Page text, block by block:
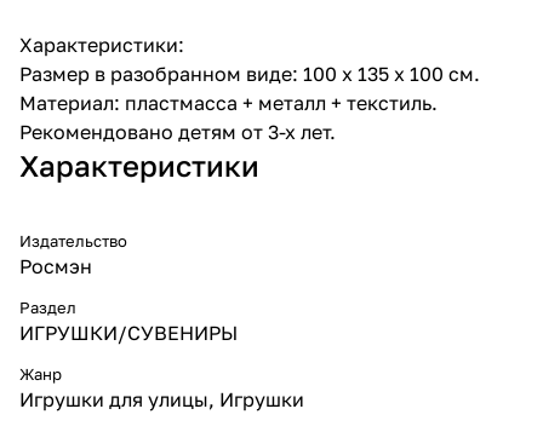
Характеристики:
Размер в разобранном виде: 100 х 135 х 100 см.
Материал: пластмасса + металл + текстиль.
Рекомендовано детям от 3-х лет.
Характеристики
Издательство
Росмэн
Раздел
ИГРУШКИ/СУВЕНИРЫ
Жанр
Игрушки для улицы, Игрушки